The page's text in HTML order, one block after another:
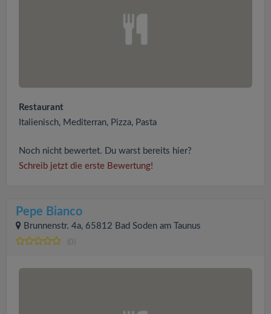
Restaurant
Italienisch, Mediterran, Pizza, Pasta
Noch nicht bewertet. Du warst bereits hier?
Schreib jetzt die erste Bewertung!
Pepe Bianco
Brunnenstr. 4a, 65812 Bad Soden am Taunus
(0)